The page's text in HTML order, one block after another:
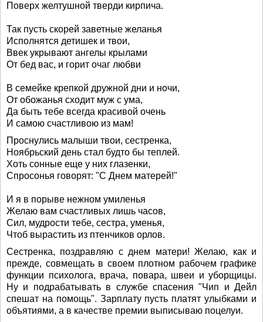
Поверх желтушной тверди кирпича.
Так пусть скорей заветные желанья
Исполнятся детишек и твои,
Ввек укрывают ангелы крылами
От бед вас, и горит очаг любви
В семейке крепкой дружной дни и ночи,
От обожанья сходит муж с ума,
Да быть тебе всегда красивой очень
И самою счастливою из мам!
Проснулись малыши твои, сестренка,
Ноябрьский день стал будто бы теплей.
Хоть сонные еще у них глазенки,
Спросонья говорят: "С Днем матерей!"
И я в порыве нежном умиленья
Желаю вам счастливых лишь часов,
Сил, мудрости тебе, сестра, уменья,
Чтоб вырастить из птенчиков орлов.
Сестренка, поздравляю с днем матери! Желаю, как и
прежде, совмещать в своем плотном рабочем графике
функции психолога, врача, повара, швеи и уборщицы.
Ну и подрабатывать в службе спасения "Чип и Дейл
спешат на помощь". Зарплату пусть платят улыбками и
объятиями, а в качестве премии выписываю поцелуи.